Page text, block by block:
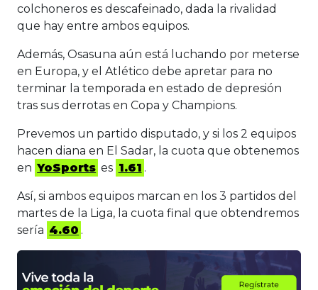
colchoneros es descafeinado, dada la rivalidad
que hay entre ambos equipos.
Además, Osasuna aún está luchando por meterse
en Europa, y el Atlético debe apretar para no
terminar la temporada en estado de depresión
tras sus derrotas en Copa y Champions.
Prevemos un partido disputado, y si los 2 equipos
hacen diana en El Sadar, la cuota que obtenemos
en YoSports es 1.61 .
Así, si ambos equipos marcan en los 3 partidos del
martes de la Liga, la cuota final que obtendremos
sería 4.60 .